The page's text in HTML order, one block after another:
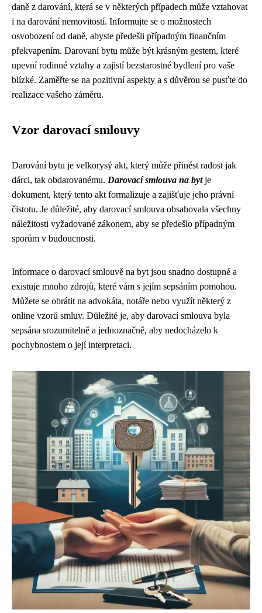
daně z darování, která se v některých případech může vztahovat
i na darování nemovitostí. Informujte se o možnostech
osvobození od daně, abyste předešli případným finančním
překvapením. Darovaní bytu může být krásným gestem, které
upevní rodinné vztahy a zajistí bezstarostné bydlení pro vaše
blízké. Zaměřte se na pozitivní aspekty a s důvěrou se pusťte do
realizace vašeho záměru.
Vzor darovací smlouvy
Darování bytu je velkorysý akt, který může přinést radost jak
dárci, tak obdarovanému. Darovací smlouva na bytje
dokument, který tento akt formalizuje a zajišťuje jeho právní
čistotu. Je důležité, aby darovací smlouva obsahovala všechny
náležitosti vyžadované zákonem, aby se předešlo případným
sporům v budoucnosti.
Informace o darovací smlouvě na byt jsou snadno dostupné a
existuje mnoho zdrojů, které vám s jejím sepsáním pomohou.
Můžete se obrátit na advokáta, notáře nebo využít některý z
online vzorů smluv. Důležité je, aby darovací smlouva byla
sepsána srozumitelně a jednoznačně, aby nedocházelo k
pochybnostem o její interpretaci.